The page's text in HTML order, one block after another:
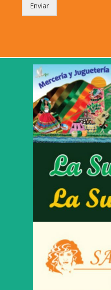
Enviar